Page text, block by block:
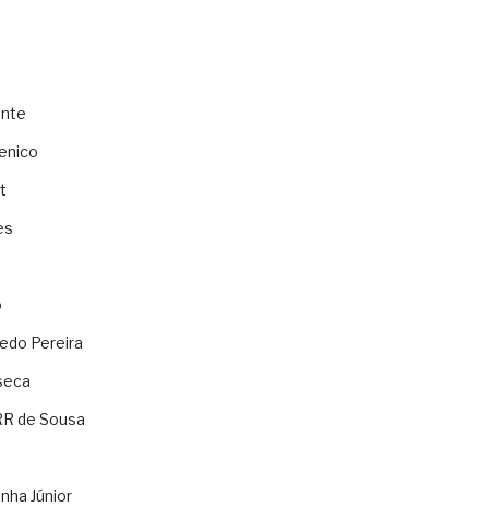
Pereira
de Sousa
Júnior